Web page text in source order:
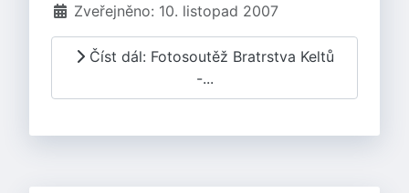
Zveřejněno: 10. listopad 2007
Číst dál: Fotosoutěž Bratrstva Keltů
-...